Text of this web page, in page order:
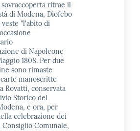
ritrae il
di Modena, Diofebo
veste "l'abito di
di Napoleone
1808. Per due
sono rimaste
manoscritte
Rovatti, conservata
Storico del
e ora, per
celebrazione dei
Comunale,